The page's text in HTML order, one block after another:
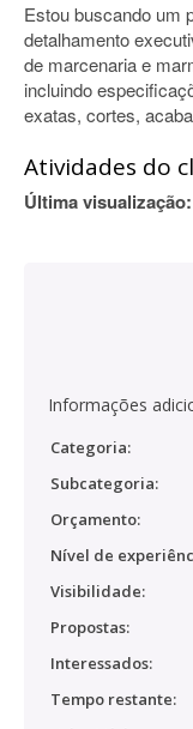
Estou buscando um
detalhamento
de marcenaria e
incluindo
exatas, cortes,
Atividades do
Última visualização:
Informações
Categoria:
Subcategoria:
Orçamento:
Nível de
Visibilidade:
Propostas:
Interessados:
Tempo restante: